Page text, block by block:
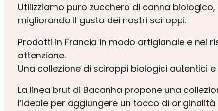
Utilizziamo puro zucchero di canna
migliorando il gusto dei nostri sciroppi.
Prodotti in Francia in modo artigianale e nel
attenzione.
Una collezione di sciroppi biologici autentici
La linea brut di Bacanha propone una
l’ideale per aggiungere un tocco di